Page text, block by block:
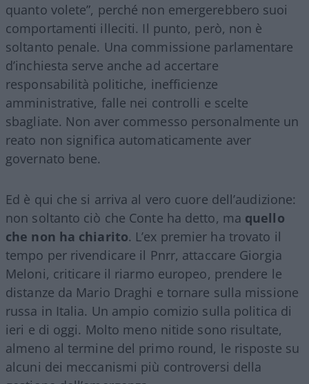
quanto volete”, perché non emergerebbero suoi
comportamenti illeciti. Il punto, però, non è
soltanto penale. Una commissione parlamentare
d’inchiesta serve anche ad accertare
responsabilità politiche, inefficienze
amministrative, falle nei controlli e scelte
sbagliate. Non aver commesso personalmente un
reato non significa automaticamente aver
governato bene.
Ed è qui che si arriva al vero cuore dell’audizione:
non soltanto ciò che Conte ha detto, ma quello
che non ha chiarito. L’ex premier ha trovato il
tempo per rivendicare il Pnrr, attaccare Giorgia
Meloni, criticare il riarmo europeo, prendere le
distanze da Mario Draghi e tornare sulla missione
russa in Italia. Un ampio comizio sulla politica di
ieri e di oggi. Molto meno nitide sono risultate,
almeno al termine del primo round, le risposte su
alcuni dei meccanismi più controversi della